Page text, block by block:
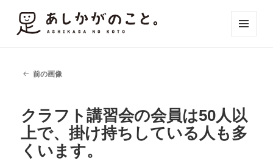
前の画像
クラフト講習会の会員は50人以
上で、掛け持ちしている人も多
くいます。